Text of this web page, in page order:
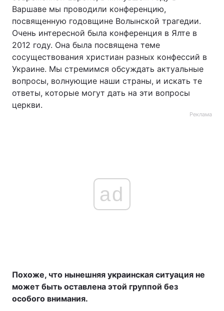
Варшаве мы проводили конференцию,
посвященную годовщине Волынской трагедии.
Очень интересной была конференция в Ялте в
2012 году. Она была посвящена теме
сосуществования христиан разных конфессий в
Украине. Мы стремимся обсуждать актуальные
вопросы, волнующие наши страны, и искать те
ответы, которые могут дать на эти вопросы
церкви.
Реклама
ad
Похоже, что нынешняя украинская ситуация не
может быть оставлена этой группой без
особого внимания.